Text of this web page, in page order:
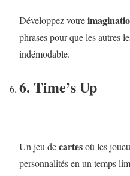
Développez votre
phrases pour que les autres
indémodable.
6. Time’s Up
Un jeu decartesoù les
personnalités en un temps